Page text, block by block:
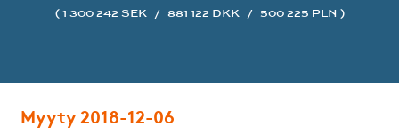
( 1 300 242 SEK / 881 122 DKK / 500 225 PLN )
Myyty 2018-12-06